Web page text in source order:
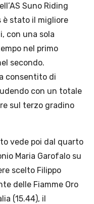
Suno Riding
è stato il migliore
con una sola
nel primo
secondo.
consentito di
con un totale
sul terzo gradino
vede poi dal quarto
Maria Garofalo su
scelto Filippo
delle Fiamme Oro
(15.44), il